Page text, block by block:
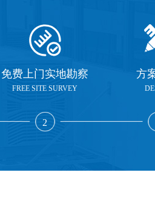
免费上门实地勘察
FREE SITE SURVEY
2
方